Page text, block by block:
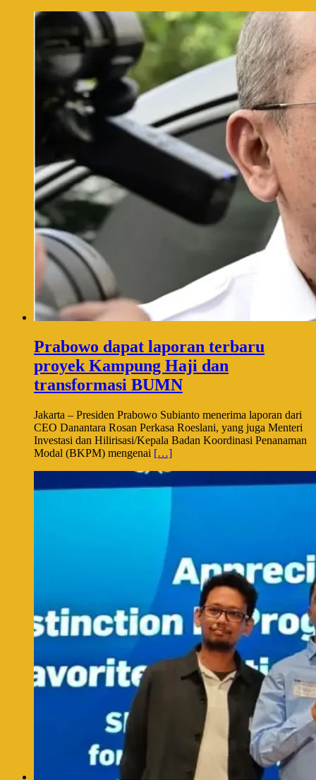
Prabowo dapat laporan terbaru
proyek Kampung Haji dan
transformasi BUMN
Jakarta – Presiden Prabowo Subianto menerima laporan dari
CEO Danantara Rosan Perkasa Roeslani, yang juga Menteri
Investasi dan Hilirisasi/Kepala Badan Koordinasi Penanaman
Modal (BKPM) mengenai […]